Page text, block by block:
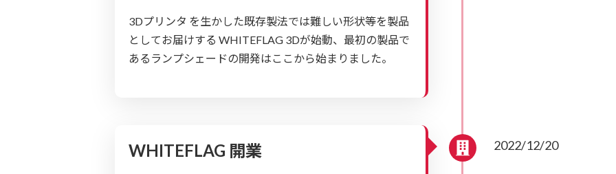
3Dプリンタ を生かした既存製法では難しい形状等を製品
としてお届けする WHITEFLAG 3Dが始動、最初の製品で
あるランプシェードの開発はここから始まりました。
2022/12/20
WHITEFLAG 開業